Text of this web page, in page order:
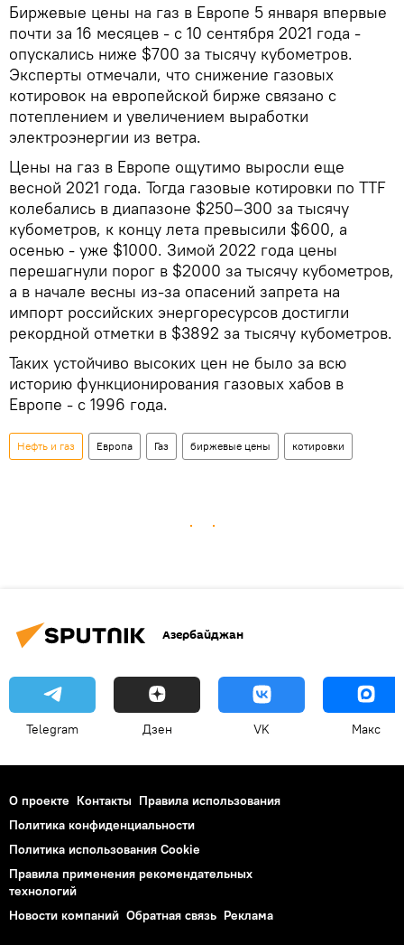
Биржевые цены на газ в Европе 5 января впервые
почти за 16 месяцев - с 10 сентября 2021 года -
опускались ниже $700 за тысячу кубометров.
Эксперты отмечали, что снижение газовых
котировок на европейской бирже связано с
потеплением и увеличением выработки
электроэнергии из ветра.
Цены на газ в Европе ощутимо выросли еще
весной 2021 года. Тогда газовые котировки по TTF
колебались в диапазоне $250–300 за тысячу
кубометров, к концу лета превысили $600, а
осенью - уже $1000. Зимой 2022 года цены
перешагнули порог в $2000 за тысячу кубометров,
а в начале весны из-за опасений запрета на
импорт российских энергоресурсов достигли
рекордной отметки в $3892 за тысячу кубометров.
Таких устойчиво высоких цен не было за всю
историю функционирования газовых хабов в
Европе - с 1996 года.
Нефть и газ Европа Газ биржевые цены котировки
Азербайджан
Telegram Дзен VK Макс
О проекте Контакты Правила использования
Политика конфиденциальности
Политика использования Cookie
Правила применения рекомендательных
технологий
Новости компаний Обратная связь Реклама